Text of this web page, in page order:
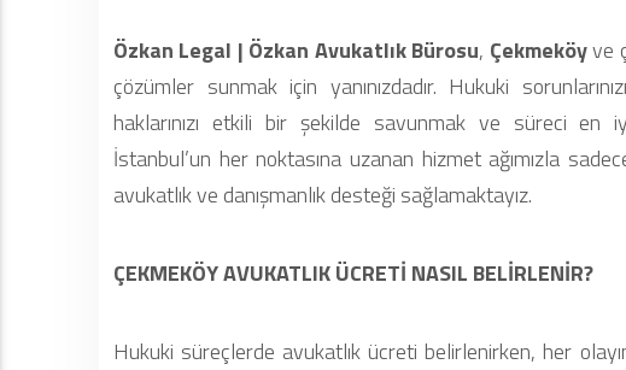
Özkan Legal | Özkan Avukatlık Bürosu, Çekmeköyve
çözümler sunmak için yanınızdadır. Hukuki
haklarınızı etkili bir şekilde savunmak ve süreci en
İstanbul’un her noktasına uzanan hizmet ağımızla
avukatlık ve danışmanlık desteği sağlamaktayız.
ÇEKMEKÖY AVUKATLIK ÜCRETİ NASIL BELİRLENİR?
Hukuki süreçlerde avukatlık ücreti belirlenirken, her